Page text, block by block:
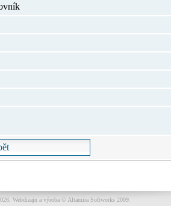
Webdizajn a výroba © Altamira Softworks 2009.